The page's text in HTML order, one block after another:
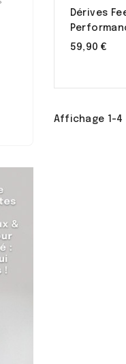
Dérives
59,90 €
Affichage 1-